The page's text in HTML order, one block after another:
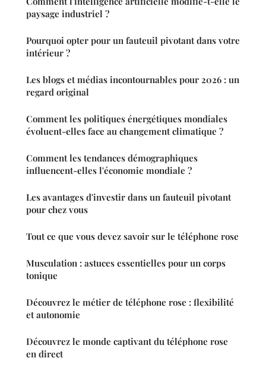
paysage industriel ?
Pourquoi opter pour un fauteuil pivotant dans votre
intérieur ?
Les blogs et médias incontournables pour 2026 : un
regard original
Comment les politiques énergétiques mondiales
évoluent-elles face au changement climatique ?
Comment les tendances démographiques
influencent-elles l'économie mondiale ?
Les avantages d'investir dans un fauteuil pivotant
pour chez vous
Tout ce que vous devez savoir sur le téléphone rose
Musculation : astuces essentielles pour un corps
tonique
Découvrez le métier de téléphone rose : flexibilité
et autonomie
Découvrez le monde captivant du téléphone rose
en direct